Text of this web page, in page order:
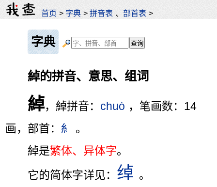
首页 > 字典 >拼音表 、部首表 >
字典
綽的拼音、意思、组词
綽，綽拼音： chuò ，笔画数：14
画，部首： 糹
。
綽是繁体、异体字。
它的简体字详见： 绰 。